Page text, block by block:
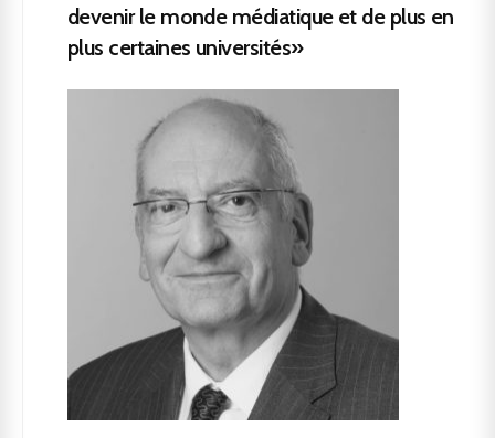
devenir le monde médiatique et de plus en
plus certaines universités»